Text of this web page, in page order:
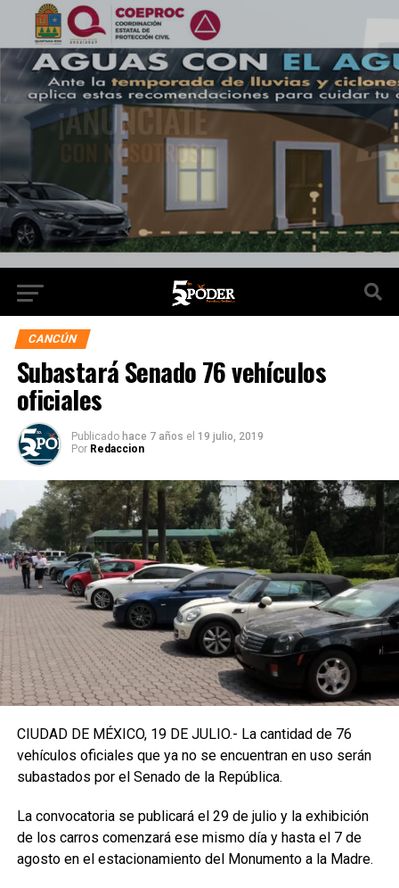
CANCÚN
Subastará Senado 76 vehículos
oficiales
Publicado hace 7 años el 19 julio, 2019
Por Redaccion
CIUDAD DE MÉXICO, 19 DE JULIO.- La cantidad de 76
vehículos oficiales que ya no se encuentran en uso serán
subastados por el Senado de la República.
La convocatoria se publicará el 29 de julio y la exhibición
de los carros comenzará ese mismo día y hasta el 7 de
agosto en el estacionamiento del Monumento a la Madre.